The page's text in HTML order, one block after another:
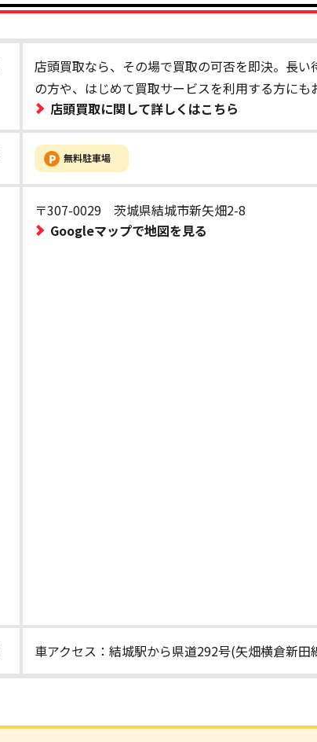
店頭買取なら、その場で買取の可否を即決。長
の方や、はじめて買取サービスを利用する方にも
店頭買取に関して詳しくはこちら
〒307-0029 茨城県結城市新矢畑2-8
Googleマップで地図を見る
車アクセス：結城駅から県道292号(矢畑横倉新田